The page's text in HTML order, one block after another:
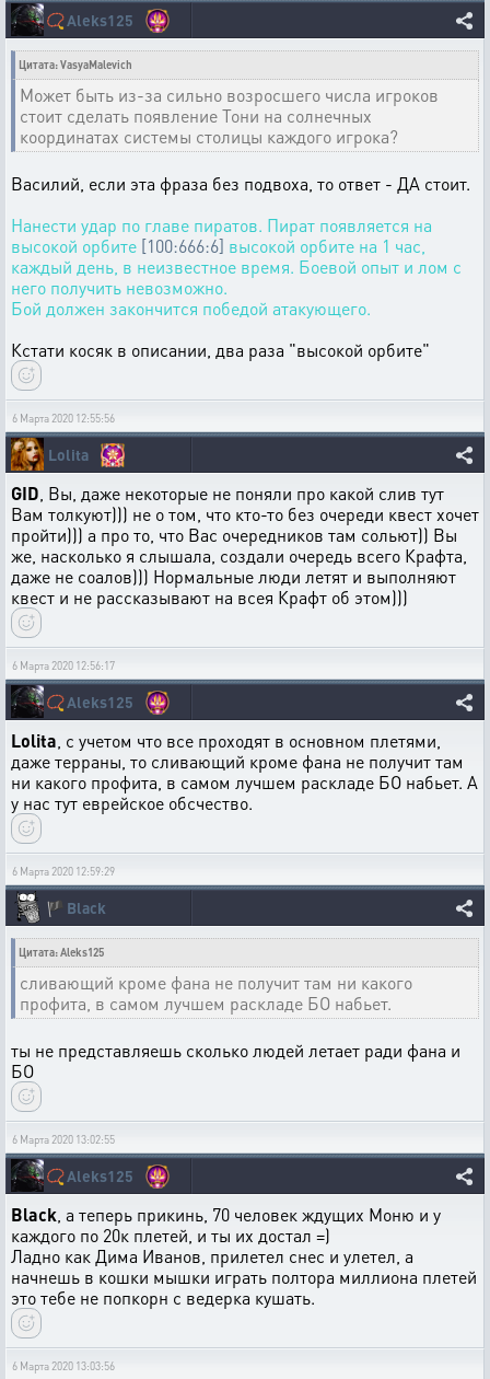
📿Aleks125
Цитата: VasyaMalevich
Может быть из-за сильно возросшего числа игроков
стоит сделать появление Тони на солнечных
координатах системы столицы каждого игрока?
Василий, если эта фраза без подвоха, то ответ - ДА стоит.
Нанести удар по главе пиратов. Пират появляется на
высокой орбите [100:666:6] высокой орбите на 1 час,
каждый день, в неизвестное время. Боевой опыт и лом с
него получить невозможно.
Бой должен закончится победой атакующего.
Кстати косяк в описании, два раза "высокой орбите"
6 Марта 2020 12:55:56
Lolita
GID , Вы, даже некоторые не поняли про какой слив тут
Вам толкуют))) не о том, что кто-то без очереди квест хочет
пройти))) а про то, что Вас очередников там сольют)) Вы
же, насколько я слышала, создали очередь всего Крафта,
даже не соалов))) Нормальные люди летят и выполняют
квест и не рассказывают на всея Крафт об этом)))
6 Марта 2020 12:56:17
📿Aleks125
Lolita , с учетом что все проходят в основном плетями,
даже терраны, то сливающий кроме фана не получит там
ни какого профита, в самом лучшем раскладе БО набьет. А
у нас тут еврейское обсчество.
6 Марта 2020 12:59:29
🏴 Black
Цитата: Aleks125
сливающий кроме фана не получит там ни какого
профита, в самом лучшем раскладе БО набьет.
ты не представляешь сколько людей летает ради фана и
БО
6 Марта 2020 13:02:55
📿Aleks125
Black , а теперь прикинь, 70 человек ждущих Моню и у
каждого по 20к плетей, и ты их достал =)
Ладно как Дима Иванов, прилетел снес и улетел, а
начнешь в кошки мышки играть полтора миллиона плетей
это тебе не попкорн с ведерка кушать.
6 Марта 2020 13:03:56